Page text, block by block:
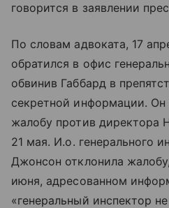
говорится в заявлении
По словам адвоката, 17
обратился в офис
обвинив Габбард в
секретной информации.
жалобу против директора
21 мая. И.о. генерального
Джонсон отклонила
июня, адресованном
«генеральный инспектор